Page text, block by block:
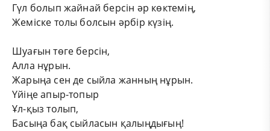
Гүл болып жайнай берсін әр көктемің,
Жеміске толы болсын әрбір күзің.
Шуағын төге берсін,
Алла нұрын.
Жарыңа сен де сыйла жанның нұрын.
Үйіңе апыр-топыр
Ұл-қыз толып,
Басыңа бақ сыйласын қалыңдығың!